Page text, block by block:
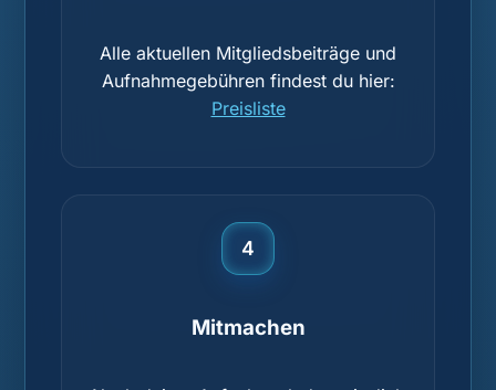
Alle aktuellen Mitgliedsbeiträge und
Aufnahmegebühren findest du hier:
Preisliste
4
Mitmachen